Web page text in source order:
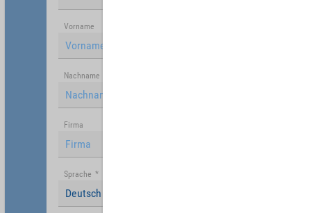
Vorname
Nachname
Firma
Sprache *
Deutsch (Deutschland)